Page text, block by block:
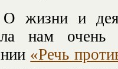
жизни и
нам
«Речь